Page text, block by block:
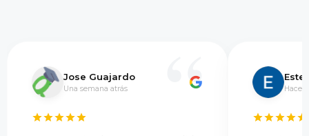
Jose Guajardo
Una semana atrás Hace